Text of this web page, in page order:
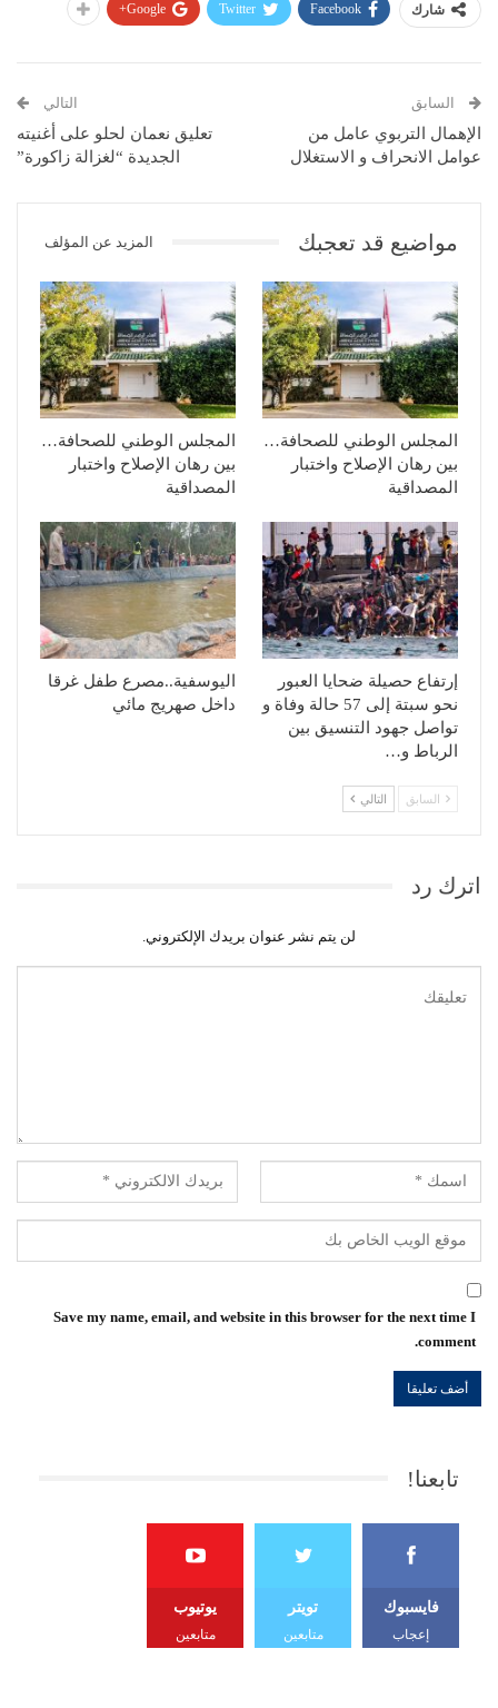
شارك Facebook
Twitter
Google+
السابق
الإهمال التربوي عامل من
عوامل الانحراف و الاستغلال
التالي
تعليق نعمان لحلو على أغنيته
الجديدة “لغزالة زاكورة”
مواضيع قد تعجبك المزيد عن المؤلف
المجلس الوطني للصحافة…
بين رهان الإصلاح واختبار
المصداقية
المجلس الوطني للصحافة…
بين رهان الإصلاح واختبار
المصداقية
إرتفاع حصيلة ضحايا العبور
نحو سبتة إلى 57 حالة وفاة و
تواصل جهود التنسيق بين
الرباط و…
اليوسفية..مصرع طفل غرقا
داخل صهريج مائي
السابق التالي
اترك رد
لن يتم نشر عنوان بريدك الإلكتروني.
Save my name, email, and website in this browser for the next time I
comment.
تابعنا!
فايسبوك
إعجاب
تويتر
متابعين
يوتيوب
متابعين